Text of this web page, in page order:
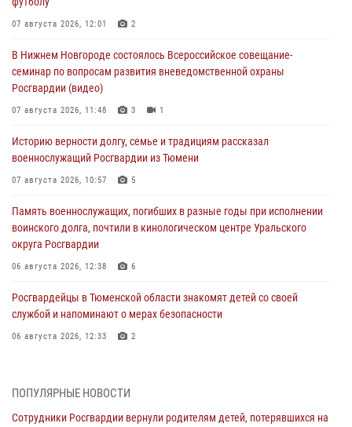
07 августа 2026, 12:01 2
В Нижнем Новгороде состоялось Всероссийское совещание-
семинар по вопросам развития вневедомственной охраны
Росгвардии (видео)
07 августа 2026, 11:48 3 1
Историю верности долгу, семье и традициям рассказал
военнослужащий Росгвардии из Тюмени
07 августа 2026, 10:57 5
Память военнослужащих, погибших в разные годы при исполнении
воинского долга, почтили в кинологическом центре Уральского
округа Росгвардии
06 августа 2026, 12:38 6
Росгвардейцы в Тюменской области знакомят детей со своей
службой и напоминают о мерах безопасности
06 августа 2026, 12:33 2
ПОПУЛЯРНЫЕ НОВОСТИ
Сотрудники Росгвардии вернули родителям детей, потерявшихся на